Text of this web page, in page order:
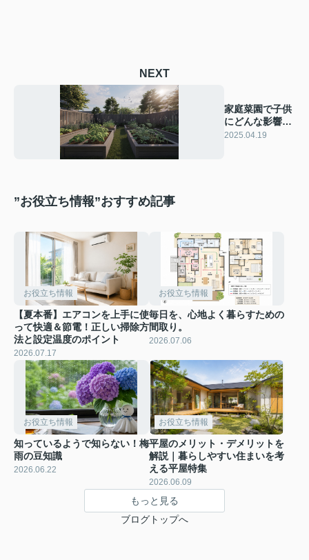
NEXT
家庭菜園で子供
にどんな影響が
あるの？ 子供へ
2025.04.19
”お役立ち情報”おすすめ記事
お役立ち情報
【夏本番】エアコンを上手に使
って快適＆節電！正しい掃除方
法と設定温度のポイント
2026.07.17
お役立ち情報
毎日を、心地よく暮らすための
間取り。
2026.07.06
お役立ち情報
知っているようで知らない！梅
雨の豆知識
2026.06.22
お役立ち情報
平屋のメリット・デメリットを
解説｜暮らしやすい住まいを考
える平屋特集
2026.06.09
もっと見る
ブログトップへ